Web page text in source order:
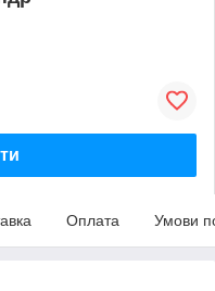
Оплата Умови